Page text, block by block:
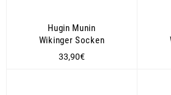
Hugin Munin
Wikinger Socken
Normaler
33,90€